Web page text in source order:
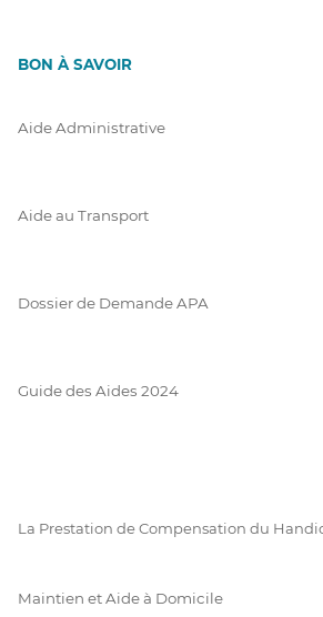
BON À SAVOIR
Aide Administrative
Aide au Transport
Dossier de Demande APA
Guide des Aides 2024
La Prestation de Compensation du
Maintien et Aide à Domicile